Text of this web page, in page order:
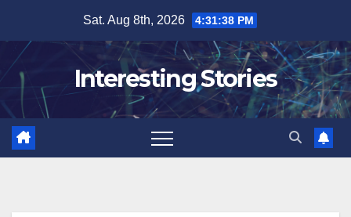
content
Sat. Aug 8th, 2026 4:31:39 PM
Interesting Stories